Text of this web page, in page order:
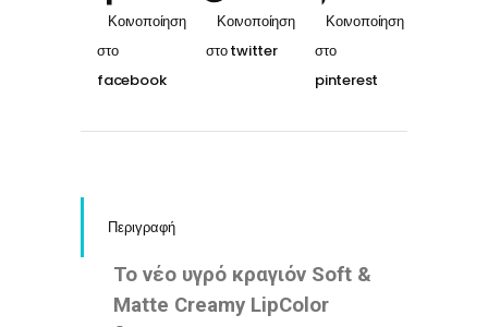
Περιγραφή
Το νέο υγρό κραγιόν Soft &
Matte Creamy LipColor